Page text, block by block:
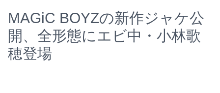
MAGiC BOYZの新作ジャケ公
開、全形態にエビ中・小林歌
穂登場